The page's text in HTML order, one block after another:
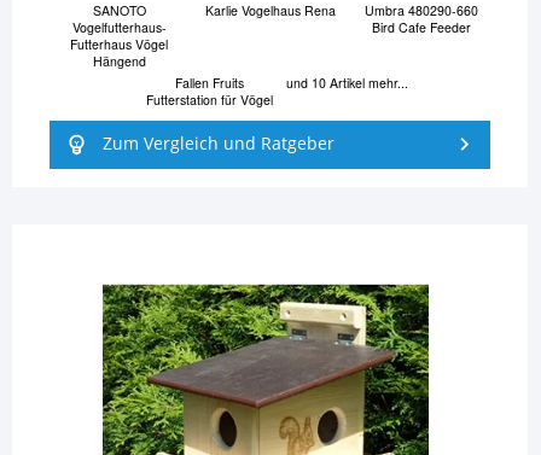
SANOTO
Vogelfutterhaus-
Futterhaus Vögel
Hängend
Karlie Vogelhaus Rena
Umbra 480290-660
Bird Cafe Feeder
Fallen Fruits
Futterstation für Vögel
und 10 Artikel mehr...
Zum Vergleich und Ratgeber